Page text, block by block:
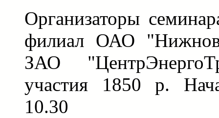
Организаторы
филиал ОАО
ЗАО
участия 1850 р.
10.30